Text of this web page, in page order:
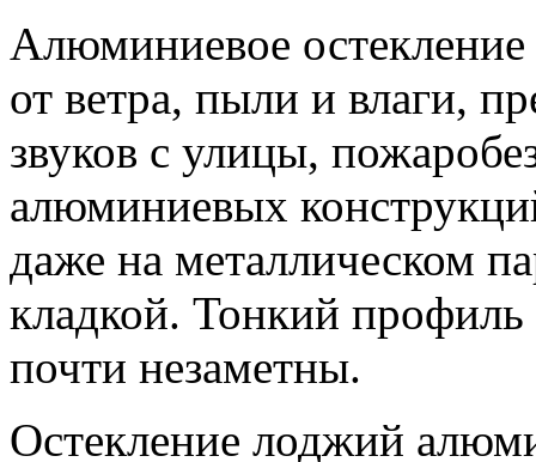
Алюминиевое
от ветра, пыли и влаги,
звуков с улицы,
алюминиевых
даже на металлическом
кладкой. Тонкий профиль
почти незаметны.
Остекление лоджий